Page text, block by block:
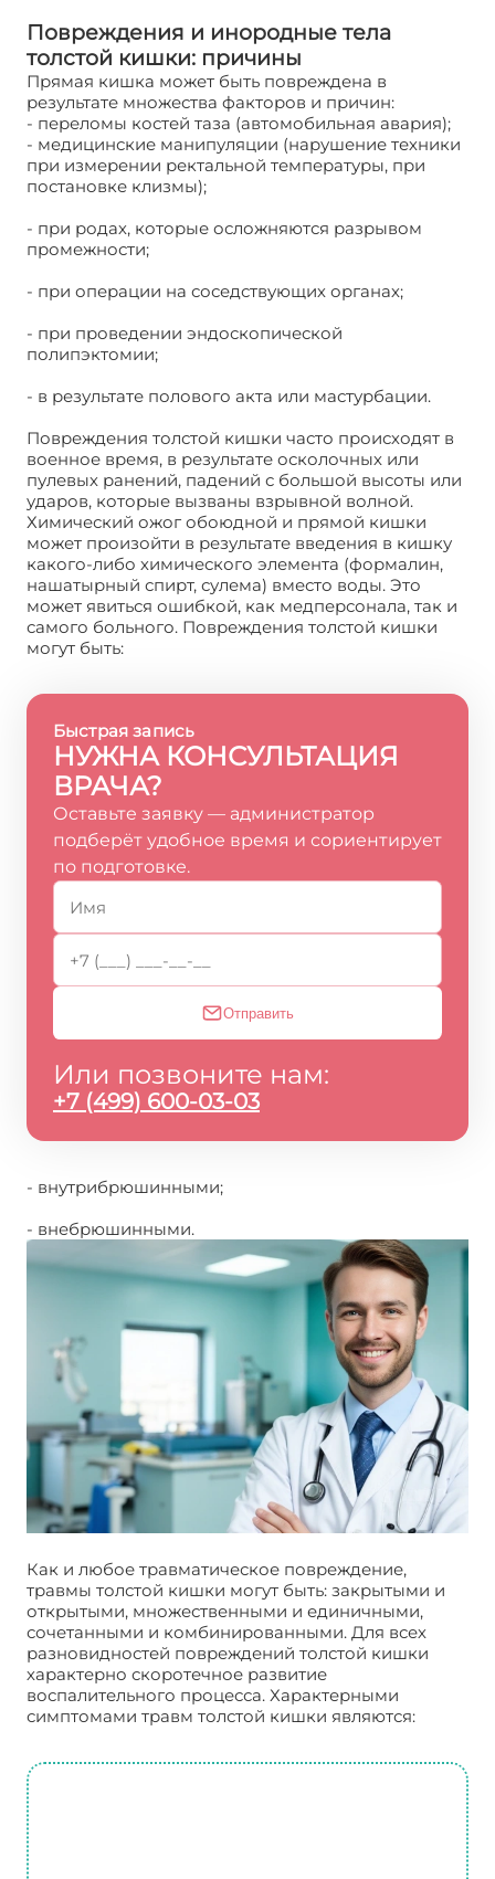
Повреждения и инородные тела
толстой кишки: причины
Прямая кишка может быть повреждена в
результате множества факторов и причин:
- переломы костей таза (автомобильная авария);
- медицинские манипуляции (нарушение техники
при измерении ректальной температуры, при
постановке клизмы);
- при родах, которые осложняются разрывом
промежности;
- при операции на соседствующих органах;
- при проведении эндоскопической
полипэктомии;
- в результате полового акта или мастурбации.
Повреждения толстой кишки часто происходят в
военное время, в результате осколочных или
пулевых ранений, падений с большой высоты или
ударов, которые вызваны взрывной волной.
Химический ожог обоюдной и прямой кишки
может произойти в результате введения в кишку
какого-либо химического элемента (формалин,
нашатырный спирт, сулема) вместо воды. Это
может явиться ошибкой, как медперсонала, так и
самого больного. Повреждения толстой кишки
могут быть:
Быстрая запись
НУЖНА КОНСУЛЬТАЦИЯ
ВРАЧА?
Оставьте заявку — администратор
подберёт удобное время и сориентирует
по подготовке.
Отправить
Или позвоните нам:
+7 (499) 600-03-03
- внутрибрюшинными;
- внебрюшинными.
Как и любое травматическое повреждение,
травмы толстой кишки могут быть: закрытыми и
открытыми, множественными и единичными,
сочетанными и комбинированными. Для всех
разновидностей повреждений толстой кишки
характерно скоротечное развитие
воспалительного процесса. Характерными
симптомами травм толстой кишки являются: